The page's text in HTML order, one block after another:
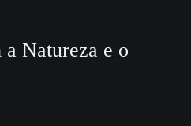
Natureza e o